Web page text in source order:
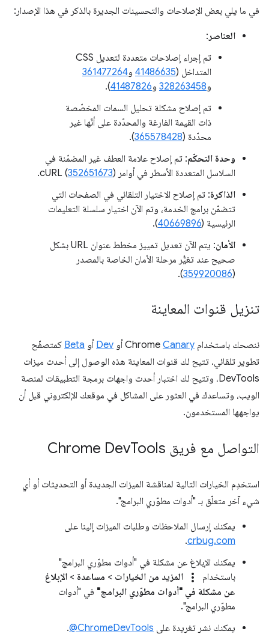
في ما يلي بعض الإصلاحات والتحسينات الجديرة بالذكر في هذا الإصدار:
العناصر :
تم إجراء إصلاحات متعددة لتعديل CSS
المتداخل (41486635 و361477264
و328263458 و41487826
).
تم إصلاح مشكلة تحليل السمات المخصّصة
ذات القيمة الفارغة والمحدّدة على أنّها غير
محدّدة (365578428
).
وحدة التحكّم: تم إصلاح علامة العطف غير المضمّنة في
السلاسل المتعددة الأسطر في أوامر cURL (
352651673).
الذاكرة: تم إصلاح الاختيار التلقائي في الصفحات التي
تتضمّن برامج الخدمة، وتم الآن اختيار سلسلة التعليمات
الرئيسية (40669896
).
الأمان
: يتم الآن تعديل تمييز مخطط عنوان URL بشكل
صحيح عند تغيُّر مرحلة الأمان الخاصة بالمصدر
(
359920086
).
تنزيل قنوات المعاينة
ننصحك باستخدام Chrome Canary أو Dev أو Beta كمتصفّح
تطوير تلقائي. تتيح لك قنوات المعاينة هذه الوصول إلى أحدث ميزات
DevTools، وتتيح لك اختبار أحدث واجهات برمجة التطبيقات لمنصة
الويب، وتساعدك في العثور على المشاكل في موقعك الإلكتروني قبل أن
يواجهها المستخدمون.
التواصل مع فريق Chrome Dev Tools
استخدِم الخيارات التالية لمناقشة الميزات الجديدة أو التحديثات أو أي
شيء آخر متعلّق بـ "أدوات مطوّري البرامج".
يمكنك إرسال الملاحظات وطلبات الميزات إلينا على
crbug.com
.
يمكنك الإبلاغ عن مشكلة في "أدوات مطوّري البرامج"
باستخدام
more_vert المزيد من الخيارات > مساعدة > الإبلاغ
عن مشكلة في "أدوات مطوّري البرامج" في "أدوات
مطوّري البرامج".
يمكنك نشر تغريدة على ‎@ChromeDevTools
.